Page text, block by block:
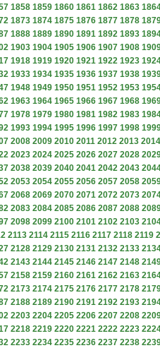
1858 1859 1860 1861 1862 1863
1873 1874 1875 1876 1877 1878
1888 1889 1890 1891 1892 1893
1903 1904 1905 1906 1907 1908
1918 1919 1920 1921 1922 1923
1933 1934 1935 1936 1937 1938
1948 1949 1950 1951 1952 1953
1963 1964 1965 1966 1967 1968
1978 1979 1980 1981 1982 1983
1993 1994 1995 1996 1997 1998
2008 2009 2010 2011 2012 2013 2014
2023 2024 2025 2026 2027 2028
2038 2039 2040 2041 2042 2043
2053 2054 2055 2056 2057 2058
2068 2069 2070 2071 2072 2073
2083 2084 2085 2086 2087 2088
2098 2099 2100 2101 2102 2103
2113 2114 2115 2116 2117 2118 2119
2128 2129 2130 2131 2132 2133
2143 2144 2145 2146 2147 2148
2158 2159 2160 2161 2162 2163
2173 2174 2175 2176 2177 2178
2188 2189 2190 2191 2192 2193
2203 2204 2205 2206 2207 2208
2218 2219 2220 2221 2222 2223
2233 2234 2235 2236 2237 2238